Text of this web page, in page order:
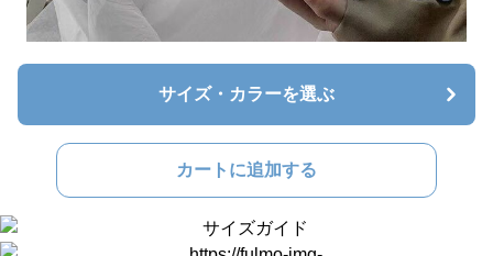
サイズ・カラーを選ぶ
カートに追加する